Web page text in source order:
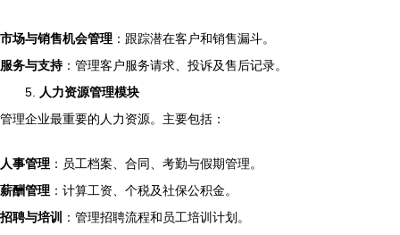
市场与销售机会管理 ：跟踪潜在客户和销售漏斗。
服务与支持：管理客户服务请求、投诉及售后记录。
5.
人力资源管理模块
管理企业最重要的人力资源。主要包括：
人事管理 ：员工档案、合同、考勤与假期管理。
薪酬管理 ：计算工资、个税及社保公积金。
招聘与培训
：管理招聘流程和员工培训计划。